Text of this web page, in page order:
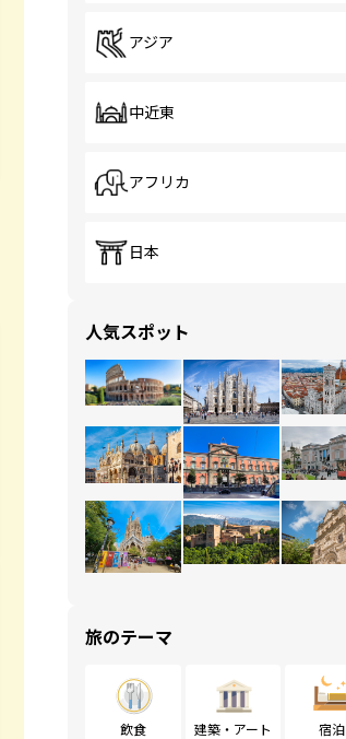
アジア
中近東
アフリカ
日本
人気スポット
旅のテーマ
飲食 建築・アート 宿泊